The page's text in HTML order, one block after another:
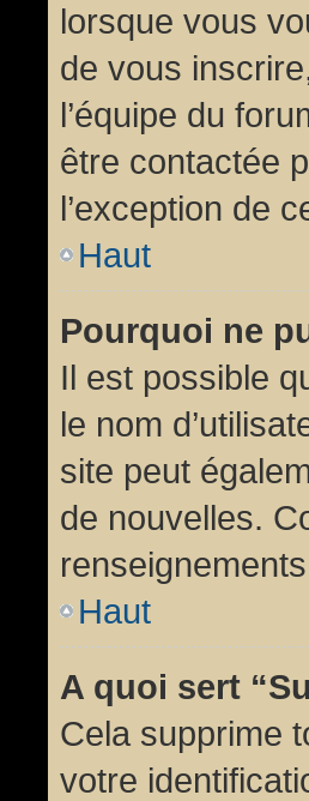
lorsque vous
de vous
l’équipe du
être contactée
l’exception de
Haut
Pourquoi ne
Il est possible
le nom
site peut
de nouvelles.
Haut
A quoi sert
Cela supprime
votre